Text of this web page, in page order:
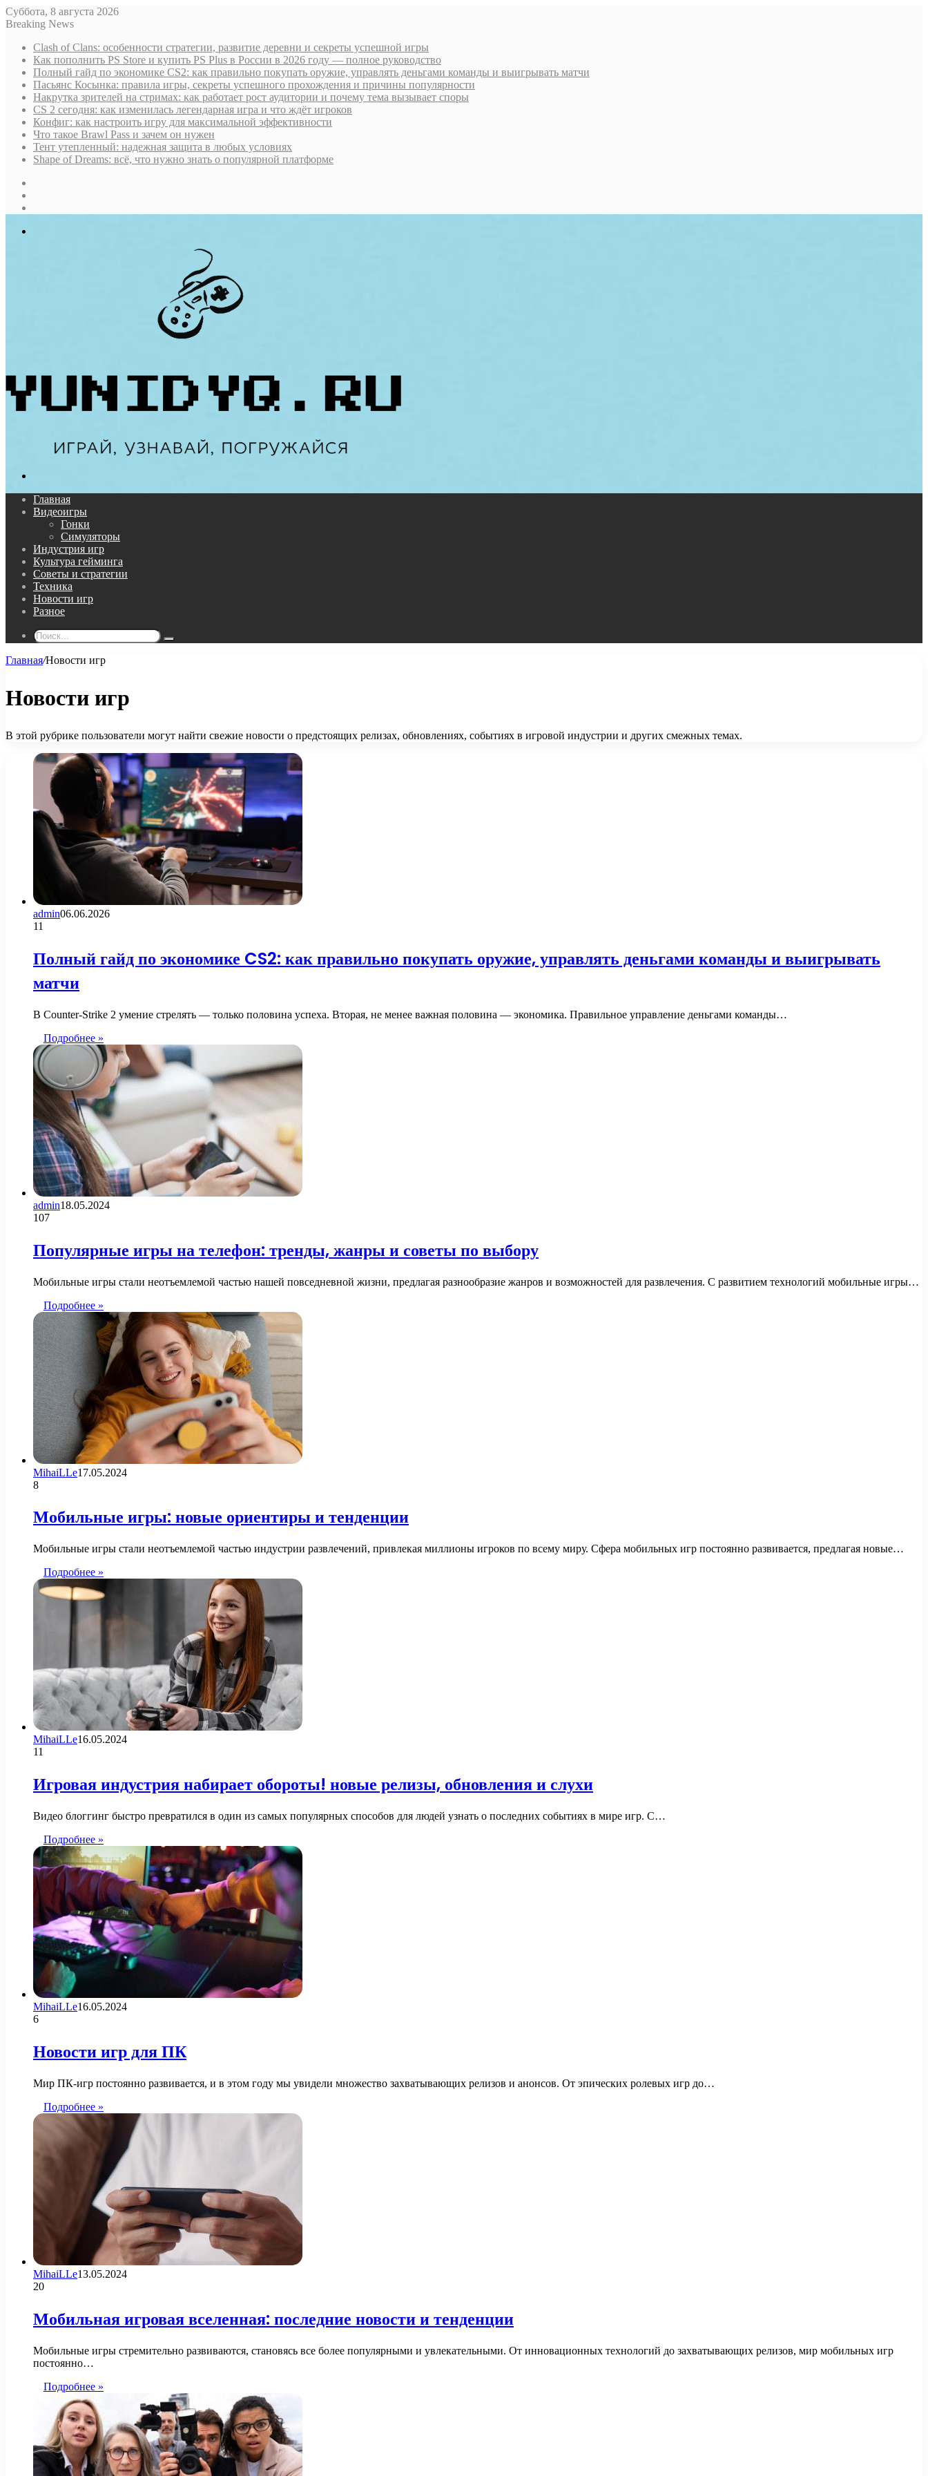
Суббота, 8 августа 2026
Breaking News
Clash of Clans: особенности стратегии, развитие деревни и секреты успешной игры
Как пополнить PS Store и купить PS Plus в России в 2026 году — полное руководство
Полный гайд по экономике CS2: как правильно покупать оружие, управлять деньгами команды и выигрывать матчи
Пасьянс Косынка: правила игры, секреты успешного прохождения и причины популярности
Накрутка зрителей на стримах: как работает рост аудитории и почему тема вызывает споры
CS 2 сегодня: как изменилась легендарная игра и что ждёт игроков
Конфиг: как настроить игру для максимальной эффективности
Что такое Brawl Pass и зачем он нужен
Тент утепленный: надежная защита в любых условиях
Shape of Dreams: всё, что нужно знать о популярной платформе
Главная
Видеоигры
Гонки
Симуляторы
Индустрия игр
Культура гейминга
Советы и стратегии
Техника
Новости игр
Разное
Поиск...
Главная/Новости игр
Новости игр
В этой рубрике пользователи могут найти свежие новости о предстоящих релизах, обновлениях, событиях в игровой индустрии и других смежных темах.
admin06.06.2026
11
Полный гайд по экономике CS2: как правильно покупать оружие, управлять деньгами команды и выигрывать
матчи
В Counter-Strike 2 умение стрелять — только половина успеха. Вторая, не менее важная половина — экономика. Правильное управление деньгами команды…
Подробнее »
admin18.05.2024
107
Популярные игры на телефон: тренды, жанры и советы по выбору
Мобильные игры стали неотъемлемой частью нашей повседневной жизни, предлагая разнообразие жанров и возможностей для развлечения. С развитием технологий мобильные игры…
Подробнее »
MihaiLLe17.05.2024
8
Мобильные игры: новые ориентиры и тенденции
Мобильные игры стали неотъемлемой частью индустрии развлечений, привлекая миллионы игроков по всему миру. Сфера мобильных игр постоянно развивается, предлагая новые…
Подробнее »
MihaiLLe16.05.2024
11
Игровая индустрия набирает обороты! новые релизы, обновления и слухи
Видео блоггинг быстро превратился в один из самых популярных способов для людей узнать о последних событиях в мире игр. С…
Подробнее »
MihaiLLe16.05.2024
6
Новости игр для ПК
Мир ПК-игр постоянно развивается, и в этом году мы увидели множество захватывающих релизов и анонсов. От эпических ролевых игр до…
Подробнее »
MihaiLLe13.05.2024
20
Мобильная игровая вселенная: последние новости и тенденции
Мобильные игры стремительно развиваются, становясь все более популярными и увлекательными. От инновационных технологий до захватывающих релизов, мир мобильных игр
постоянно…
Подробнее »